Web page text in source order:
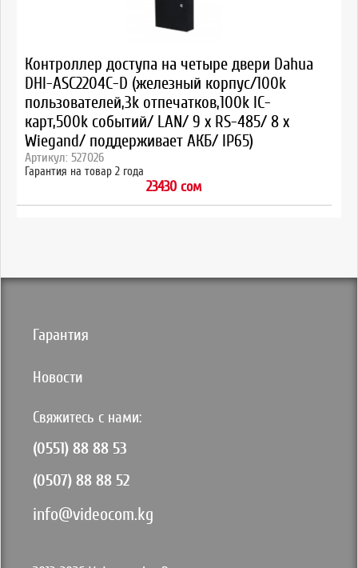
Контроллер доступа на четыре двери Dahua
DHI-ASC2204C-D (железный корпус/100k
пользователей,3k отпечатков,100k IC-
карт,500k событий/ LAN/ 9 х RS-485/ 8 х
Wiegand/ поддерживает АКБ/ IP65)
Артикул: 527026
Гарантия на товар 2 года
23430 сом
Гарантия
Новости
Свяжитесь с нами:
(0551) 88 88 53
(0507) 88 88 52
info@videocom.kg